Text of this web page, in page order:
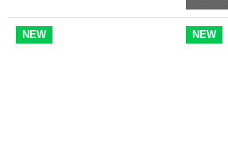
NEW NEW